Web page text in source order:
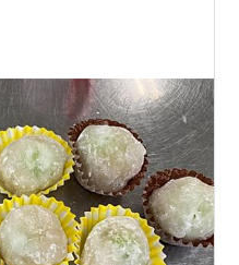
の相性がいいと思いま
ごいです。 小麦粉や米